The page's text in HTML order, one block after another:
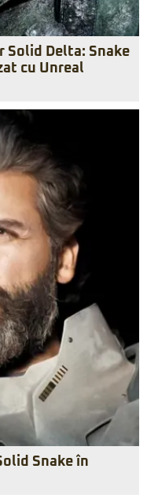
Solid Delta: Snake
cu Unreal
Snake în